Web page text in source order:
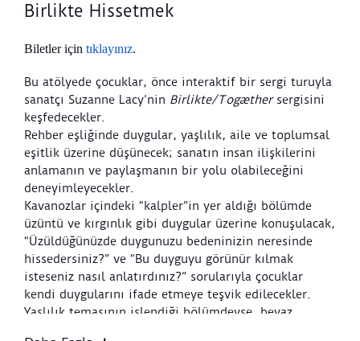
Birlikte Hissetmek
Biletler için tıklayınız.
Bu atölyede çocuklar, önce interaktif bir sergi turuyla
sanatçı Suzanne Lacy’nin Birlikte/Togæthersergisini
keşfedecekler.
Rehber eşliğinde duygular, yaşlılık, aile ve toplumsal
eşitlik üzerine düşünecek; sanatın insan ilişkilerini
anlamanın ve paylaşmanın bir yolu olabileceğini
deneyimleyecekler.
Kavanozlar içindeki “kalpler”in yer aldığı bölümde
üzüntü ve kırgınlık gibi duygular üzerine konuşulacak,
“Üzüldüğünüzde duygunuzu bedeninizin neresinde
hissedersiniz?” ve “Bu duyguyu görünür kılmak
isteseniz nasıl anlatırdınız?” sorularıyla çocuklar
kendi duygularını ifade etmeye teşvik edilecekler.
Yaşlılık temasının işlendiği bölümdeyse, beyaz